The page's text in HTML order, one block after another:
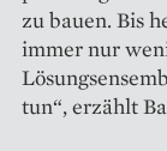
zu bauen. Bis
immer nur
tun“, erzählt